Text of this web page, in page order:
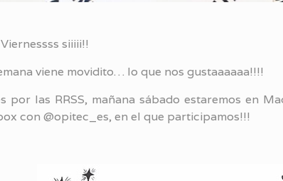
siiiii!!
viene movidito… lo que nos gustaaaaaa!!!!
por las RRSS, mañana sábado estaremos en
con @opitec_es, en el que participamos!!!